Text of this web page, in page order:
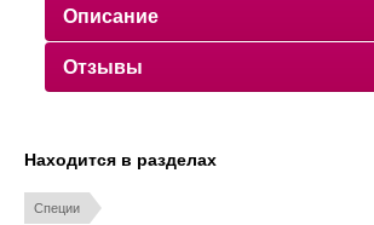
Описание
Отзывы
Находится в разделах
Специи